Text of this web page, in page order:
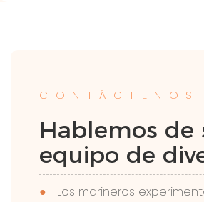
CONTÁCTENOS
Hablemos de
equipo de
●
Los marineros